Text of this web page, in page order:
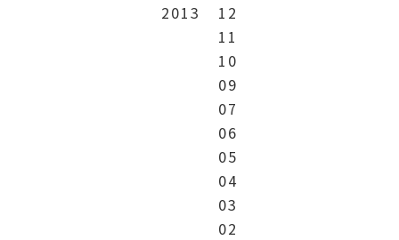
2013
12
11
10
09
07
06
05
04
03
02